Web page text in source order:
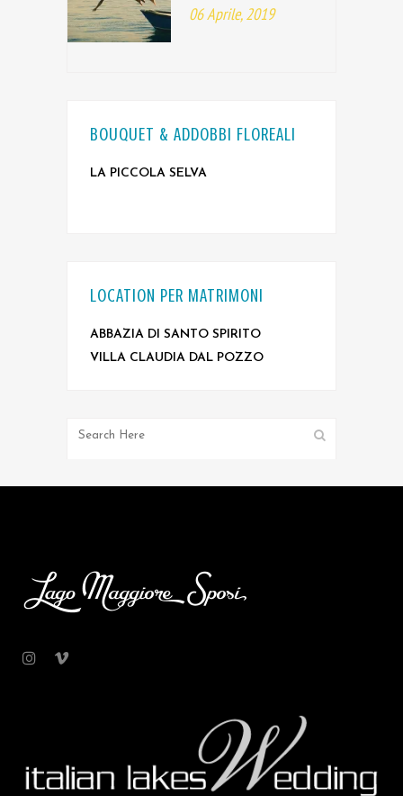
06 Aprile, 2019
BOUQUET & ADDOBBI FLOREALI
LA PICCOLA SELVA
LOCATION PER MATRIMONI
ABBAZIA DI SANTO SPIRITO
VILLA CLAUDIA DAL POZZO